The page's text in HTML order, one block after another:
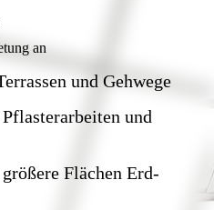
an
und Gehwege
und
Flächen Erd-